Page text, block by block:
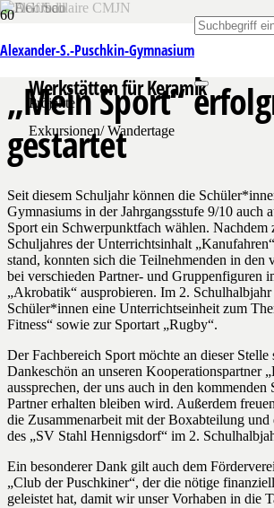
Alexander-S.-Puschkin-Gymnasium
Neues
„Mein Sport“
gestartet
Seit diesem Schuljahr können die
Gymnasiums in der Jahrgangsstufe 9/10 auch
Sport ein Schwerpunktfach wählen. Nachdem
Schuljahres der Unterrichtsinhalt
stand, konnten sich die Teilnehmenden in den
bei verschieden Partner- und Gruppenfiguren
„Akrobatik“ ausprobieren. Im 2.
Schüler*innen eine Unterrichtseinheit zum
Fitness“ sowie zur Sportart „Rugby“.
Der Fachbereich Sport möchte an dieser Stelle
Dankeschön an unseren Kooperationspartner
aussprechen, der uns auch in den kommenden
Partner erhalten bleiben wird. Außerdem
die Zusammenarbeit mit der Boxabteilung
des „SV Stahl Hennigsdorf“ im 2.
Ein besonderer Dank gilt auch dem
„Club der Puschkiner“, der die nötige
geleistet hat, damit wir unser Vorhaben in die
Floorball (extern – Ras)
AGs
DELF
Projekte
AG Judo (Rad)
Kunstunterricht in den Marwitzer
Werkstätten für Keramik
Exkursionen/ Wandertage